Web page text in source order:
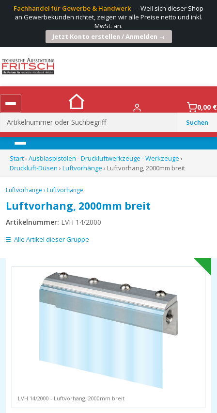
Fachhandel für Gewerbe & Handwerk— Weil sich dieser Shop
an Gewerbekunden richtet, zeigen wir alle Preise netto und inkl.
MwSt. an.
Jetzt Konto erstellen / Anmelden →
Suchen
nach:
0,00 €
Menü
Start› Ausblaspistolen - Druckluftwerkzeuge - Werkzeuge ›
Druckluft-Düsen › Luftvorhänge › Luftvorhang, 2000mm breit
Luftvorhänge › Luftvorhänge
Luftvorhang, 2000mm breit
Artikelnummer: LVH 14/2000
Alle Artikel dieser Gruppe
LVH 14/2000 - Luftvorhang, 2000mm breit